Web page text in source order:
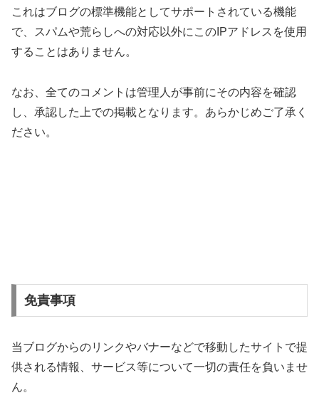
これはブログの標準機能としてサポートされている機能
で、スパムや荒らしへの対応以外にこのIPアドレスを使用
することはありません。
なお、全てのコメントは管理人が事前にその内容を確認
し、承認した上での掲載となります。あらかじめご了承く
ださい。
免責事項
当ブログからのリンクやバナーなどで移動したサイトで提
供される情報、サービス等について一切の責任を負いませ
ん。